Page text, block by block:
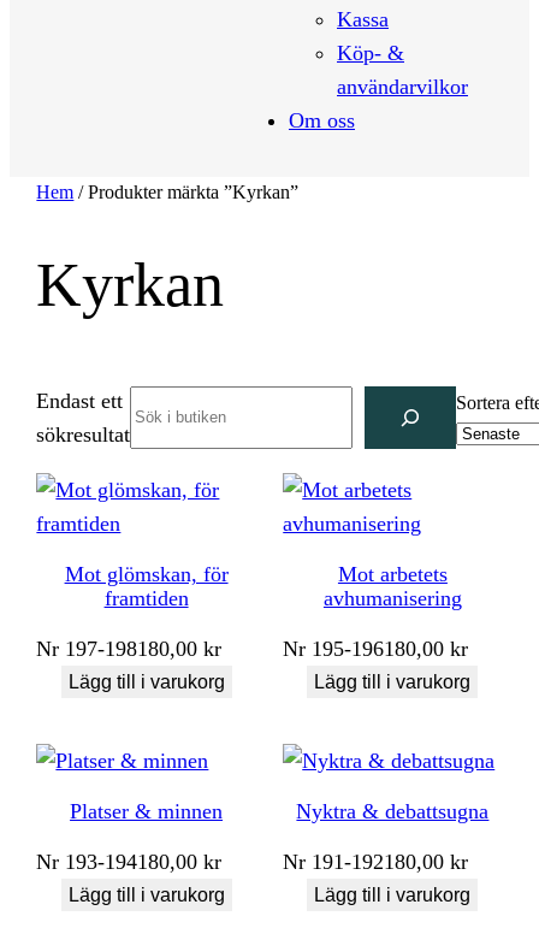
Kassa
Köp- &
användarvilkor
Om oss
Hem / Produkter märkta ”Kyrkan”
Kyrkan
Endast ett
sökresultat
Sortera
Mot glömskan, för
framtiden
Nr 197-198180,00kr
Lägg till i varukorg
Mot arbetets
avhumanisering
Nr 195-196180,00kr
Lägg till i varukorg
Platser & minnen
Nr 193-194180,00kr
Lägg till i varukorg
Nyktra & debattsugna
Nr 191-192180,00kr
Lägg till i varukorg